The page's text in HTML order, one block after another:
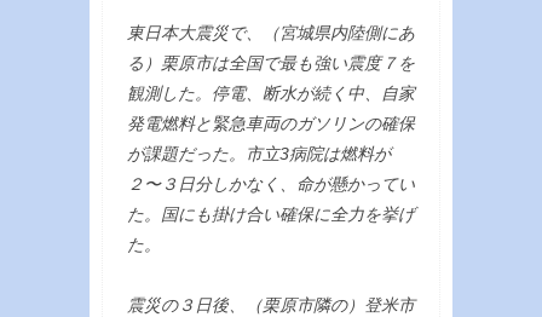
東日本大震災で、（宮城県内陸側にあ
る）栗原市は全国で最も強い震度７を
観測した。停電、断水が続く中、自家
発電燃料と緊急車両のガソリンの確保
が課題だった。市立3病院は燃料が
２〜３日分しかなく、命が懸かってい
た。国にも掛け合い確保に全力を挙げ
た。
震災の３日後、（栗原市隣の）登米市